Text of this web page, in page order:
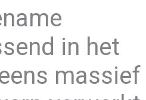
in het
massief